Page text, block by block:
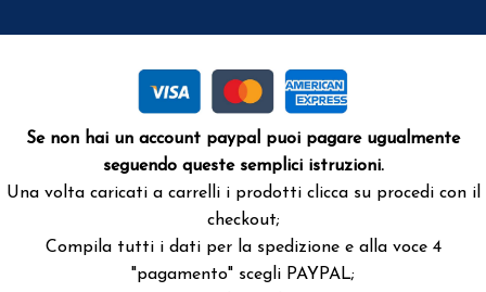
Se non hai un account paypal puoi pagare ugualmente
seguendo queste semplici istruzioni.
Una volta caricati a carrelli i prodotti clicca su procedi con il
checkout;
Compila tutti i dati per la spedizione e alla voce 4
"pagamento" scegli PAYPAL;